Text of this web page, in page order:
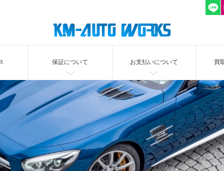
保証について お支払いについて 買